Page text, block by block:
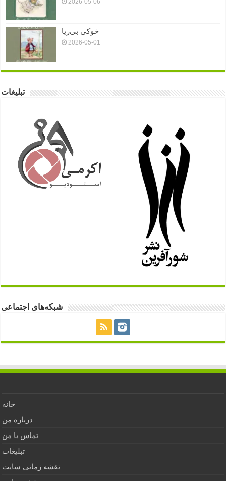
2026-05-06
خوکی بی‌ریا
2026-05-01
تبلیغات
شبکه‌های اجتماعی
خانه
درباره من
تماس با من
تبلیغات
نقشه زمانی سایت